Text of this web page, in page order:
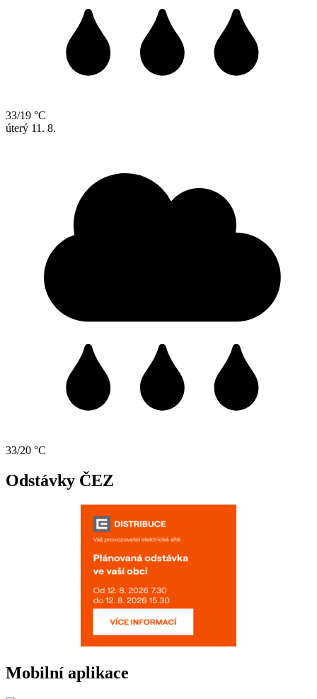
33/19 °C
úterý 11. 8.
33/20 °C
Odstávky ČEZ
Mobilní aplikace